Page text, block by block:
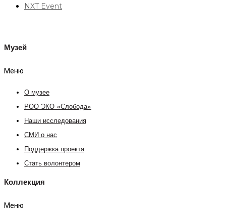
NXT Event
Музей
Меню
О музее
РОО ЭКО «Слобода»
Наши исследования
СМИ о нас
Поддержка проекта
Стать волонтером
Коллекция
Меню